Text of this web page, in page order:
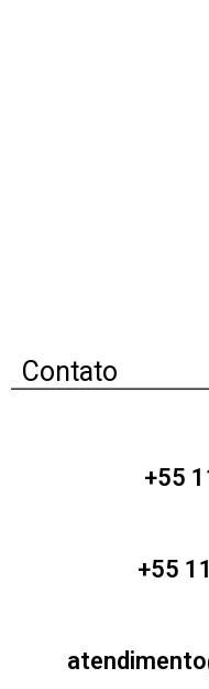
Contato
+55
+55